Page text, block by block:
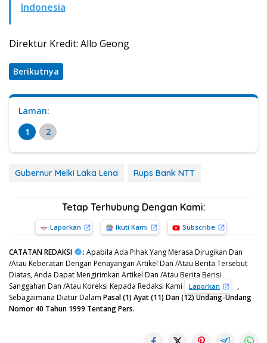
Indonesia
Direktur Kredit: Allo Geong
Berikutnya
Laman:
1
2
Gubernur Melki Laka Lena Rups Bank NTT
Tetap Terhubung Dengan Kami:
Laporkan Ikuti Kami Subscribe
CATATAN REDAKSI : Apabila Ada Pihak Yang Merasa Dirugikan Dan
/Atau Keberatan Dengan Penayangan Artikel Dan /Atau Berita Tersebut
Diatas, Anda Dapat Mengirimkan Artikel Dan /Atau Berita Berisi
Sanggahan Dan /Atau Koreksi Kepada Redaksi Kami
Laporkan
,
Sebagaimana Diatur Dalam Pasal (1) Ayat (11) Dan (12) Undang-Undang
Nomor 40 Tahun 1999 Tentang Pers.